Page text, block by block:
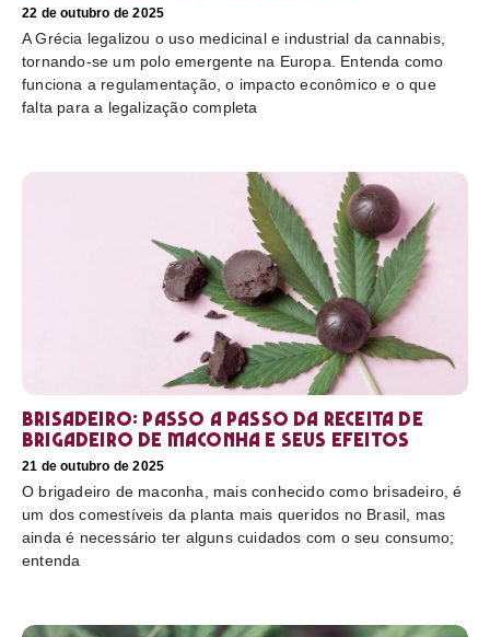
22 de outubro de 2025
A Grécia legalizou o uso medicinal e industrial da cannabis,
tornando-se um polo emergente na Europa. Entenda como
funciona a regulamentação, o impacto econômico e o que
falta para a legalização completa
Brisadeiro: passo a passo da receita de
brigadeiro de maconha e seus efeitos
21 de outubro de 2025
O brigadeiro de maconha, mais conhecido como brisadeiro, é
um dos comestíveis da planta mais queridos no Brasil, mas
ainda é necessário ter alguns cuidados com o seu consumo;
entenda